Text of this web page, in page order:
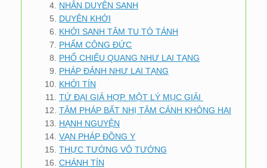
NHÂN DUYÊN SANH
DUYÊN KHỞI
KHỞI SANH TÂM TU TỎ TÁNH
PHẨM CÔNG ĐỨC
PHỔ CHIẾU QUANG NHƯ LAI TẠNG
PHÁP ĐẢNH NHƯ LAI TẠNG
KHỞI TÍN
TỨ ĐẠI GIẢ HỢP. MỘT LÝ MỤC GIẢI
TÂM PHÁP BẤT NHỊ TÂM CẢNH KHÔNG HAI
HẠNH NGUYỆN
VẠN PHÁP ĐỒNG Y
THỰC TƯỚNG VÔ TƯỚNG
CHÁNH TÍN